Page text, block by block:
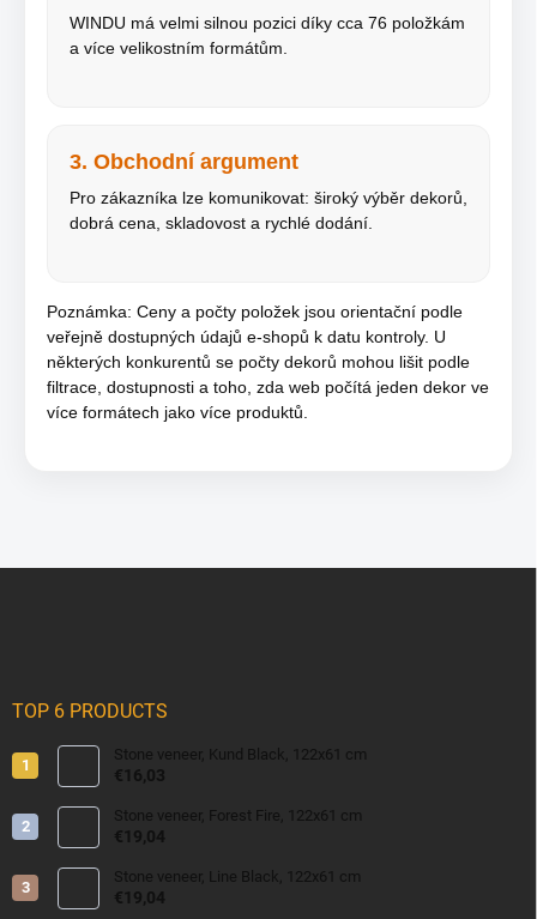
WINDU má velmi silnou pozici díky cca 76 položkám
a více velikostním formátům.
3. Obchodní argument
Pro zákazníka lze komunikovat: široký výběr dekorů,
dobrá cena, skladovost a rychlé dodání.
Poznámka: Ceny a počty položek jsou orientační podle
veřejně dostupných údajů e-shopů k datu kontroly. U
některých konkurentů se počty dekorů mohou lišit podle
filtrace, dostupnosti a toho, zda web počítá jeden dekor ve
více formátech jako více produktů.
TOP 6 PRODUCTS
Stone veneer, Kund Black, 122x61 cm
€16,03
Stone veneer, Forest Fire, 122x61 cm
€19,04
Stone veneer, Line Black, 122x61 cm
€19,04